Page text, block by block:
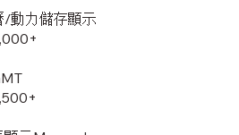
/動力儲存顯示